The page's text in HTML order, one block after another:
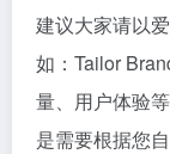
建议大家请以
如：Tailor
量、用户体验
是需要根据您